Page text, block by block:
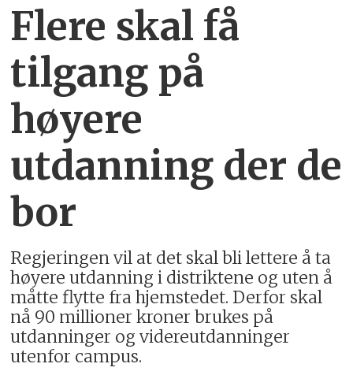
Flere skal få
tilgang på
høyere
utdanning der de
bor
Regjeringen vil at det skal bli lettere å ta
høyere utdanning i distriktene og uten å
måtte flytte fra hjemstedet. Derfor skal
nå 90 millioner kroner brukes på
utdanninger og videreutdanninger
utenfor campus.